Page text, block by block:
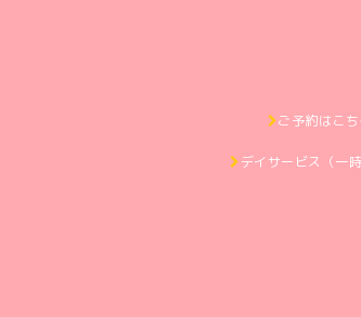
ご予約はこ
デイサービス（一